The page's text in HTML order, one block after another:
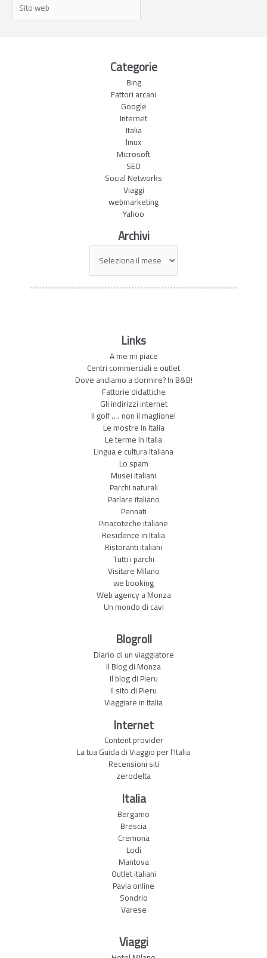
web
Categorie
Bing
Fattori arcani
Google
Internet
Italia
linux
Microsoft
SEO
Social Networks
Viaggi
webmarketing
Yahoo
Archivi
Archivi
Links
A me mi piace
Centri commerciali e outlet
Dove andiamo a dormire? In B&B!
Fattorie didattiche
Gli indirizzi internet
Il golf …. non il maglione!
Le mostre in Italia
Le terme in Italia
Lingua e cultura italiana
Lo spam
Musei italiani
Parchi naturali
Parlare italiano
Pennati
Pinacoteche italiane
Residence in Italia
Ristoranti italiani
Tutti i parchi
Visitare Milano
we booking
Web agency a Monza
Un mondo di cavi
Blogroll
Diario di un viaggiatore
Il Blog di Monza
Il blog di Pieru
Il sito di Pieru
Viaggiare in Italia
Internet
Content provider
La tua Guida di Viaggio per l'Italia
Recensioni siti
zerodelta
Italia
Bergamo
Brescia
Cremona
Lodi
Mantova
Outlet italiani
Pavia online
Sondrio
Varese
Viaggi